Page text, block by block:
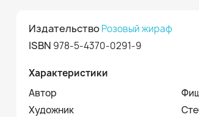
ИздательствоРозовый жираф
ISBN 978-5-4370-0291-9
Характеристики
Автор
Художник